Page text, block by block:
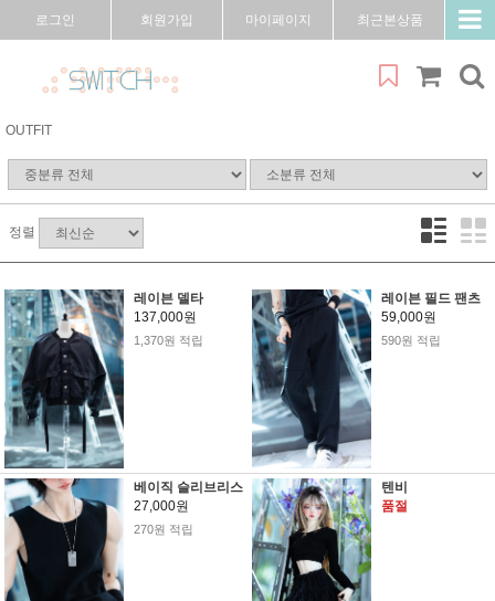
로그인 회원가입 마이페이지 최근본상품
OUTFIT
정렬
레이븐 델타
137,000원
1,370원 적립
레이븐 필드 팬츠
59,000원
590원 적립
베이직 슬리브리스
27,000원
270원 적립
텐비
품절